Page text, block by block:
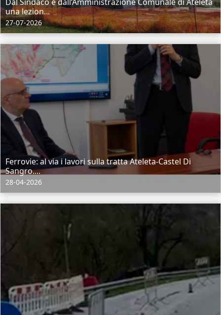
una lezion...
27-07-2026
Ferrovie: al via i lavori sulla tratta Ateleta-Castel Di
Sangro....
28-04-2026